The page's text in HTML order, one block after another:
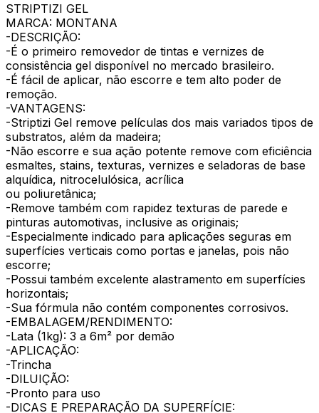
STRIPTIZI GEL
MARCA: MONTANA
-DESCRIÇÃO:
-É o primeiro removedor de tintas e vernizes de
consistência gel disponível no mercado brasileiro.
-É fácil de aplicar, não escorre e tem alto poder de
remoção.
-VANTAGENS:
-Striptizi Gel remove películas dos mais variados tipos de
substratos, além da madeira;
-Não escorre e sua ação potente remove com eficiência
esmaltes, stains, texturas, vernizes e seladoras de base
alquídica, nitrocelulósica, acrílica
ou poliuretânica;
-Remove também com rapidez texturas de parede e
pinturas automotivas, inclusive as originais;
-Especialmente indicado para aplicações seguras em
superfícies verticais como portas e janelas, pois não
escorre;
-Possui também excelente alastramento em superfícies
horizontais;
-Sua fórmula não contém componentes corrosivos.
-EMBALAGEM/RENDIMENTO:
-Lata (1kg): 3 a 6m² por demão
-APLICAÇÃO:
-Trincha
-DILUIÇÃO:
-Pronto para uso
-DICAS E PREPARAÇÃO DA SUPERFÍCIE: